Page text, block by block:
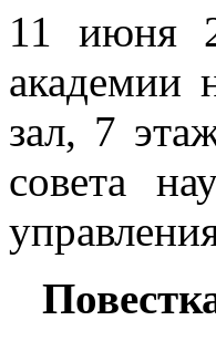
11 июня
академии
зал, 7
совета